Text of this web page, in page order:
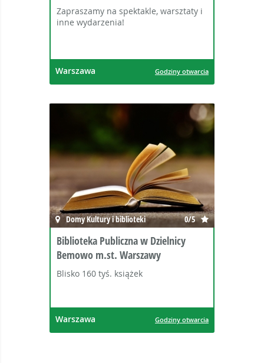
Zapraszamy na spektakle, warsztaty i
inne wydarzenia!
Warszawa Godziny otwarcia
Domy Kultury i biblioteki 0/5
Biblioteka Publiczna w Dzielnicy
Bemowo m.st. Warszawy
Blisko 160 tyś. książek
Warszawa Godziny otwarcia